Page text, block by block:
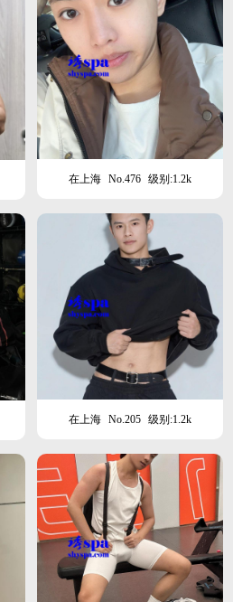
在上海 No.476 级别:1.2k
在上海 No.205 级别:1.2k